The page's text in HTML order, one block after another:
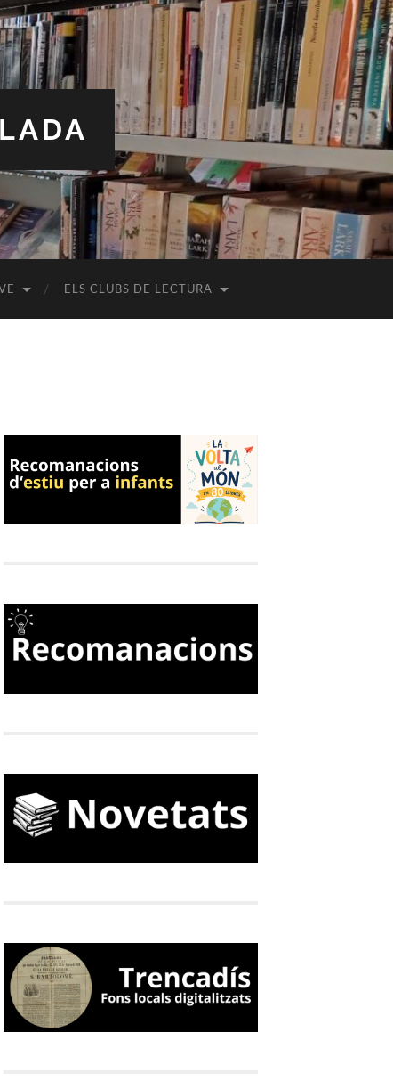
ELS CLUBS DE LECTURA